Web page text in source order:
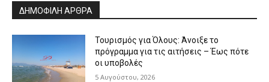
ΔΗΜΟΦΙΛΗ ΑΡΘΡΑ
Τουρισμός για Όλους: Άνοιξε το
πρόγραμμα για τις αιτήσεις – Έως πότε
οι υποβολές
5 Αυγούστου, 2026